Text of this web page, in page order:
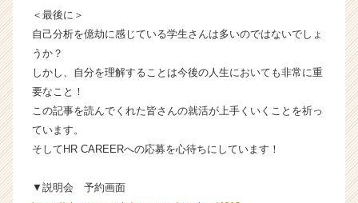
＜最後に＞
自己分析を億劫に感じている学生さんは多いのではないでしょ
うか？
しかし、自分を理解することは今後の人生においても非常に重
要なこと！
この記事を読んでくれた皆さんの就活が上手くいくことを祈っ
ています。
そしてHR CAREERへの応募を心待ちにしています！
▼説明会 予約画面